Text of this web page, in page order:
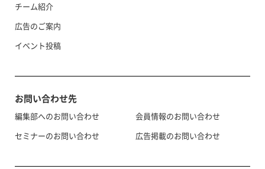
チーム紹介
広告のご案内
イベント投稿
お問い合わせ先
編集部へのお問い合わせ
セミナーのお問い合わせ
会員情報のお問い合わせ
広告掲載のお問い合わせ